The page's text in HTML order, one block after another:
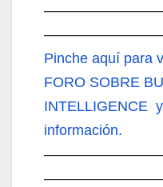
Pinche aquí para
FORO SOBRE
INTELLIGENCE
información.